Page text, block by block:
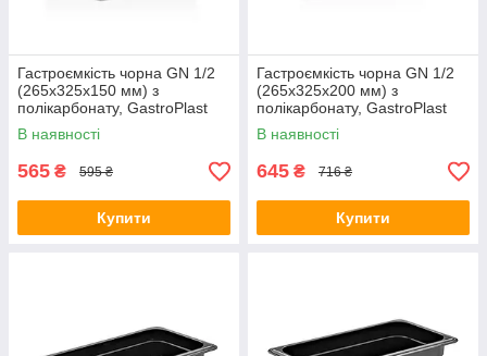
Гастроємкість чорна GN 1/2
(265х325х150 мм) з
полікарбонату, GastroPlast
В наявності
565 ₴ 595 ₴
Купити
Гастроємкість чорна GN 1/2
(265х325х200 мм) з
полікарбонату, GastroPlast
В наявності
645 ₴ 716 ₴
Купити